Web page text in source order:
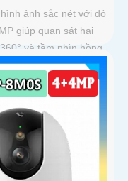
ảnh sắc nét với độ
giúp quan sát hai
và tầm nhìn hồng
ngày lẫn đêm